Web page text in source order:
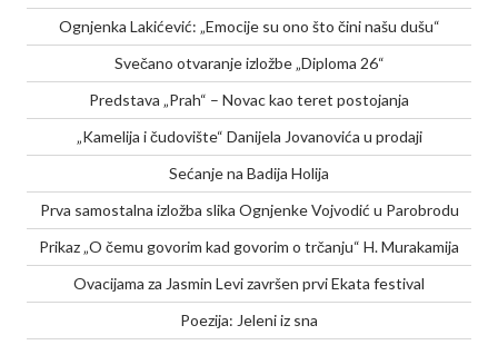
Ognjenka Lakićević: „Emocije su ono što čini našu dušu“
Svečano otvaranje izložbe „Diploma 26“
Predstava „Prah“ – Novac kao teret postojanja
„Kamelija i čudovište“ Danijela Jovanovića u prodaji
Sećanje na Badija Holija
Prva samostalna izložba slika Ognjenke Vojvodić u Parobrodu
Prikaz „O čemu govorim kad govorim o trčanju“ H. Murakamija
Ovacijama za Jasmin Levi završen prvi Ekata festival
Poezija: Jeleni iz sna